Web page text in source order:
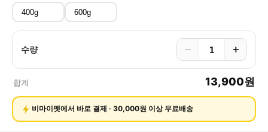
400g 600g
수량 − +
합계 13,900원
비마이펫에서 바로 결제 · 30,000원 이상 무료배송